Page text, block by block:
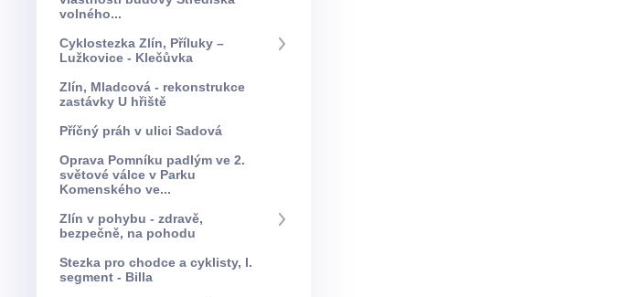
volného...
Cyklostezka Zlín, Příluky –
Lužkovice - Klečůvka
Zlín, Mladcová - rekonstrukce
zastávky U hřiště
Příčný práh v ulici Sadová
Oprava Pomníku padlým ve 2.
světové válce v Parku
Komenského ve...
Zlín v pohybu - zdravě,
bezpečně, na pohodu
Stezka pro chodce a cyklisty, I.
segment - Billa